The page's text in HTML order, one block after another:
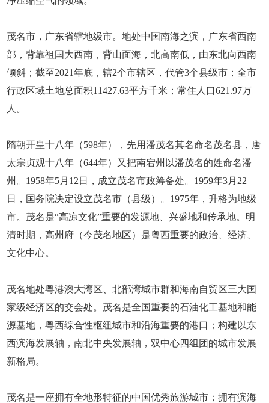
茂名市，广东省辖地级市。地处中国南海之滨，广东省西南
部，背靠祖国大西南，背山面海，北高南低，由东北向西南
倾斜；截至2021年底，辖2个市辖区，代管3个县级市；全市
行政区域土地总面积11427.63平方千米；常住人口621.97万
人。
隋朝开皇十八年（598年），先用潘茂名其名命名茂名县，唐
太宗贞观十八年（644年）又把南宕州以潘茂名的姓命名潘
州。1958年5月12日，成立茂名市政筹备处。1959年3月22
日，国务院决定设立茂名市（县级）。1975年，升格为地级
市。茂名是“高凉文化”重要的发源地、兴盛地和传承地。明
清时期，高州府（今茂名地区）是粤西重要的政治、经济、
文化中心。
茂名地处粤港澳大湾区、北部湾城市群和海南自贸区三大国
家级经济区的交会处。茂名是全国重要的石油化工基地和能
源基地，粤西综合性枢纽城市和沿海重要的港口；构建以东
西滨海发展轴，南北中央发展轴，双中心四组团的城市发展
新格局。
茂名是一座拥有全地形特征的中国优秀旅游城市；拥有滨海